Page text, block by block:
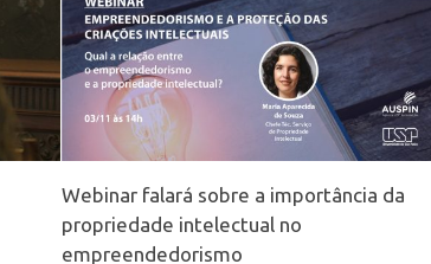
Webinar falará sobre a importância da
propriedade intelectual no
empreendedorismo